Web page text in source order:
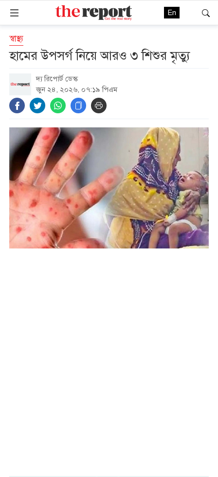
En
স্বাস্থ্য
হামের উপসর্গ নিয়ে আরও ৩ শিশুর মৃত্যু
দ্য রিপোর্ট ডেস্ক
জুন ২৪, ২০২৬, ০৭:১৯ পিএম